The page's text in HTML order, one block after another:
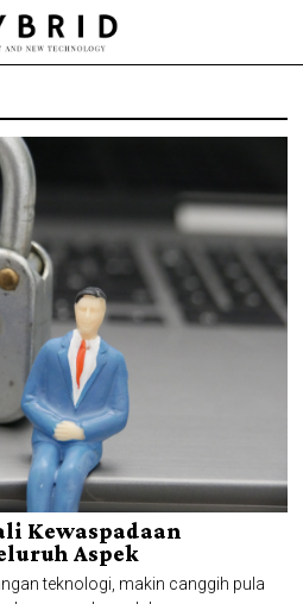
Kewaspadaan
Aspek
teknologi, makin canggih pula